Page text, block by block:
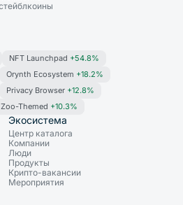
NFT Launchpad +54.8%
Orynth Ecosystem +18.2%
Privacy Browser +12.8%
Zoo-Themed +10.3%
Экосистема
Центр каталога
Компании
Люди
Продукты
Крипто-вакансии
Мероприятия